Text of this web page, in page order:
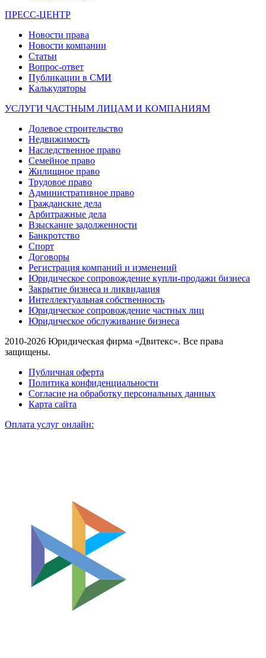
ПРЕСС-ЦЕНТР
Новости права
Новости компании
Статьи
Вопрос-ответ
Публикации в СМИ
Калькуляторы
УСЛУГИ ЧАСТНЫМ ЛИЦАМ И КОМПАНИЯМ
Долевое строительство
Недвижимость
Наследственное право
Семейное право
Жилищное право
Трудовое право
Административное право
Гражданские дела
Арбитражные дела
Взыскание задолженности
Банкротство
Спорт
Договоры
Регистрация компаний и изменений
Юридическое сопровождение купли-продажи бизнеса
Закрытие бизнеса и ликвидация
Интеллектуальная собственность
Юридическое сопровождение частных лиц
Юридическое обслуживание бизнеса
2010-2026 Юридическая фирма «Двитекс». Все права
защищены.
Публичная оферта
Политика конфиденциальности
Согласие на обработку персональных данных
Карта сайта
Оплата услуг онлайн: